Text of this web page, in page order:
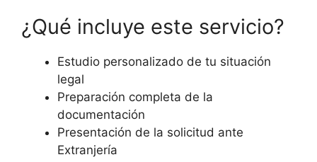
¿Qué incluye este servicio?
Estudio personalizado de tu situación
legal
Preparación completa de la
documentación
Presentación de la solicitud ante
Extranjería